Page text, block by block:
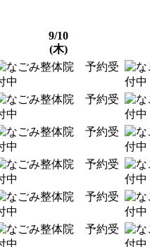
9/10
(木)